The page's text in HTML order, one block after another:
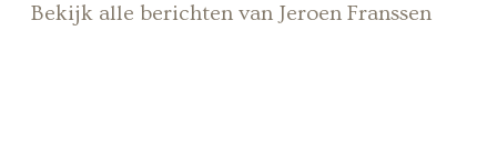
Bekijk alle berichten van Jeroen Franssen